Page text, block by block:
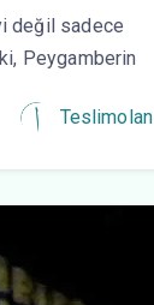
değil sadece
Peygamberin
Teslimolan